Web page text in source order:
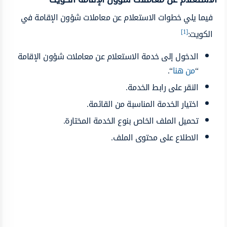
فيما يلي خطوات الاستعلام عن معاملات شؤون الإقامة في
الكويت:[1]
الدخول إلى خدمة الاستعلام عن معاملات شؤون الإقامة
“من هنا“.
النقر على رابط الخدمة.
اختيار الخدمة المناسبة من القائمة.
تحميل الملف الخاص بنوع الخدمة المختارة.
الاطلاع على محتوى الملف.